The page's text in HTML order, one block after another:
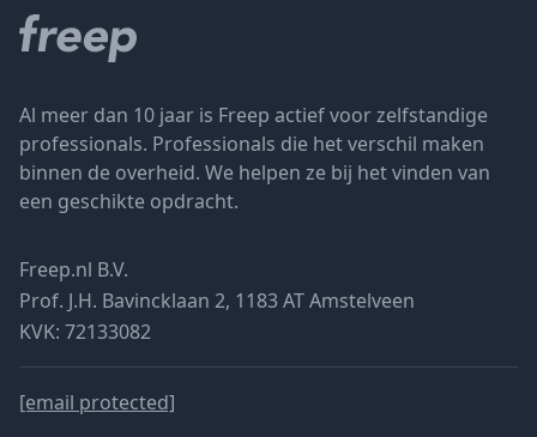
Al meer dan 10 jaar is Freep actief voor zelfstandige
professionals. Professionals die het verschil maken
binnen de overheid. We helpen ze bij het vinden van
een geschikte opdracht.
Freep.nl B.V.
Prof. J.H. Bavincklaan 2, 1183 AT Amstelveen
KVK: 72133082
[email protected]